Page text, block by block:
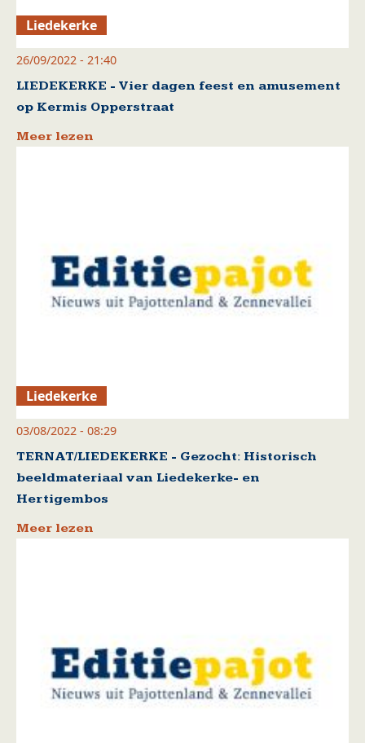
Liedekerke
26/09/2022 - 21:40
LIEDEKERKE - Vier dagen feest en amusement
op Kermis Opperstraat
Meer lezen
Liedekerke
03/08/2022 - 08:29
TERNAT/LIEDEKERKE - Gezocht: Historisch
beeldmateriaal van Liedekerke- en
Hertigembos
Meer lezen